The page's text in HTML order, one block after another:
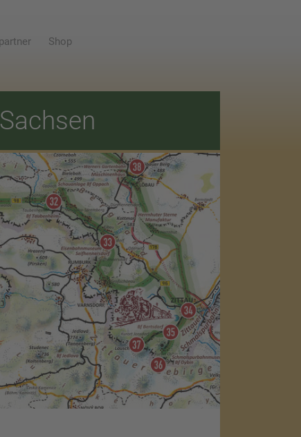
Shop
Sachsen